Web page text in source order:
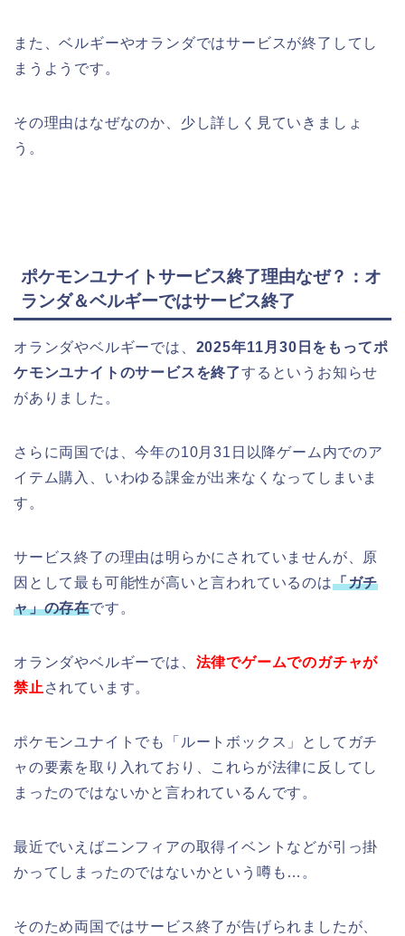
また、ベルギーやオランダではサービスが終了してし
まうようです。
その理由はなぜなのか、少し詳しく見ていきましょ
う。
ポケモンユナイトサービス終了理由なぜ？：オ
ランダ＆ベルギーではサービス終了
オランダやベルギーでは、 2025年11月30日をもってポ
ケモンユナイトのサービスを終了するというお知らせ
がありました。
さらに両国では、今年の10月31日以降ゲーム内でのア
イテム購入、いわゆる課金が出来なくなってしまいま
す。
サービス終了の理由は明らかにされていませんが、原
因として最も可能性が高いと言われているのは「ガチ
ャ」の存在です。
オランダやベルギーでは、 法律でゲームでのガチャが
禁止 されています。
ポケモンユナイトでも「ルートボックス」としてガチ
ャの要素を取り入れており、これらが法律に反してし
まったのではないかと言われているんです。
最近でいえばニンフィアの取得イベントなどが引っ掛
かってしまったのではないかという噂も…。
そのため両国ではサービス終了が告げられましたが、